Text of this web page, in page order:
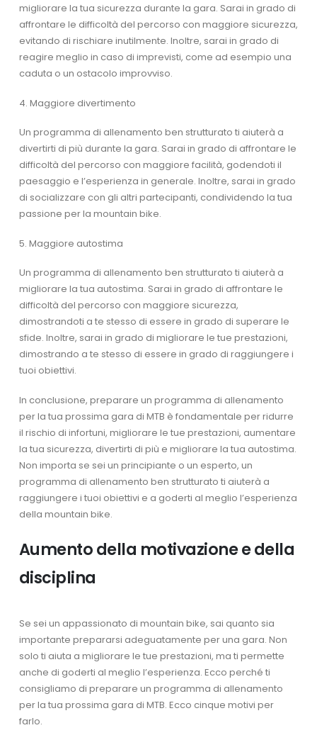
migliorare la tua sicurezza durante la gara. Sarai in grado di
affrontare le difficoltà del percorso con maggiore sicurezza,
evitando di rischiare inutilmente. Inoltre, sarai in grado di
reagire meglio in caso di imprevisti, come ad esempio una
caduta o un ostacolo improvviso.
4. Maggiore divertimento
Un programma di allenamento ben strutturato ti aiuterà a
divertirti di più durante la gara. Sarai in grado di affrontare le
difficoltà del percorso con maggiore facilità, godendoti il
paesaggio e l’esperienza in generale. Inoltre, sarai in grado
di socializzare con gli altri partecipanti, condividendo la tua
passione per la mountain bike.
5. Maggiore autostima
Un programma di allenamento ben strutturato ti aiuterà a
migliorare la tua autostima. Sarai in grado di affrontare le
difficoltà del percorso con maggiore sicurezza,
dimostrandoti a te stesso di essere in grado di superare le
sfide. Inoltre, sarai in grado di migliorare le tue prestazioni,
dimostrando a te stesso di essere in grado di raggiungere i
tuoi obiettivi.
In conclusione, preparare un programma di allenamento
per la tua prossima gara di MTB è fondamentale per ridurre
il rischio di infortuni, migliorare le tue prestazioni, aumentare
la tua sicurezza, divertirti di più e migliorare la tua autostima.
Non importa se sei un principiante o un esperto, un
programma di allenamento ben strutturato ti aiuterà a
raggiungere i tuoi obiettivi e a goderti al meglio l’esperienza
della mountain bike.
Aumento della motivazione e della
disciplina
Se sei un appassionato di mountain bike, sai quanto sia
importante prepararsi adeguatamente per una gara. Non
solo ti aiuta a migliorare le tue prestazioni, ma ti permette
anche di goderti al meglio l’esperienza. Ecco perché ti
consigliamo di preparare un programma di allenamento
per la tua prossima gara di MTB. Ecco cinque motivi per
farlo.